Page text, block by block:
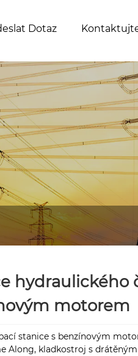
Dotaz
hydraulického
motorem
stanice s benzínovým
Along, kladkostroj s